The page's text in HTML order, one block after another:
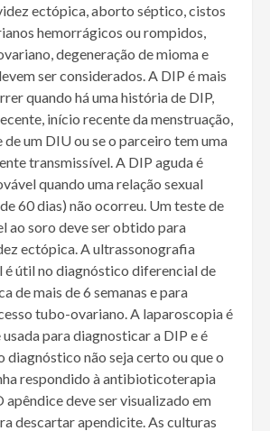
ectópica, aborto séptico, cistos
hemorrágicos ou rompidos,
degeneração de mioma e
ser considerados. A DIP é mais
quando há uma história de DIP,
início recente da menstruação,
de um DIU ou se o parceiro tem uma
transmissível. A DIP aguda é
quando uma relação sexual
60 dias) não ocorreu. Um teste de
ao soro deve ser obtido para
ectópica. A ultrassonografia
é útil no diagnóstico diferencial de
de mais de 6 semanas e para
tubo-ovariano. A laparoscopia é
para diagnosticar a DIP e é
diagnóstico não seja certo ou que o
respondido à antibioticoterapia
apêndice deve ser visualizado em
descartar apendicite. As culturas